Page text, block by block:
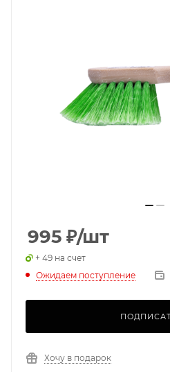
995 ₽/шт
+ 49 на счет
Ожидаем поступление
Хочу в подарок